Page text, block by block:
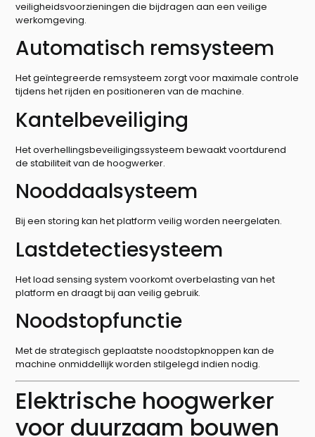
veiligheidsvoorzieningen die bijdragen aan een veilige
werkomgeving.
Automatisch remsysteem
Het geïntegreerde remsysteem zorgt voor maximale controle
tijdens het rijden en positioneren van de machine.
Kantelbeveiliging
Het overhellingsbeveiligingssysteem bewaakt voortdurend
de stabiliteit van de hoogwerker.
Nooddaalsysteem
Bij een storing kan het platform veilig worden neergelaten.
Lastdetectiesysteem
Het load sensing system voorkomt overbelasting van het
platform en draagt bij aan veilig gebruik.
Noodstopfunctie
Met de strategisch geplaatste noodstopknoppen kan de
machine onmiddellijk worden stilgelegd indien nodig.
Elektrische hoogwerker
voor duurzaam bouwen